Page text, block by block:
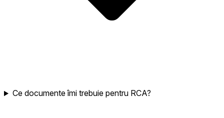
Ce documente îmi trebuie pentru RCA?